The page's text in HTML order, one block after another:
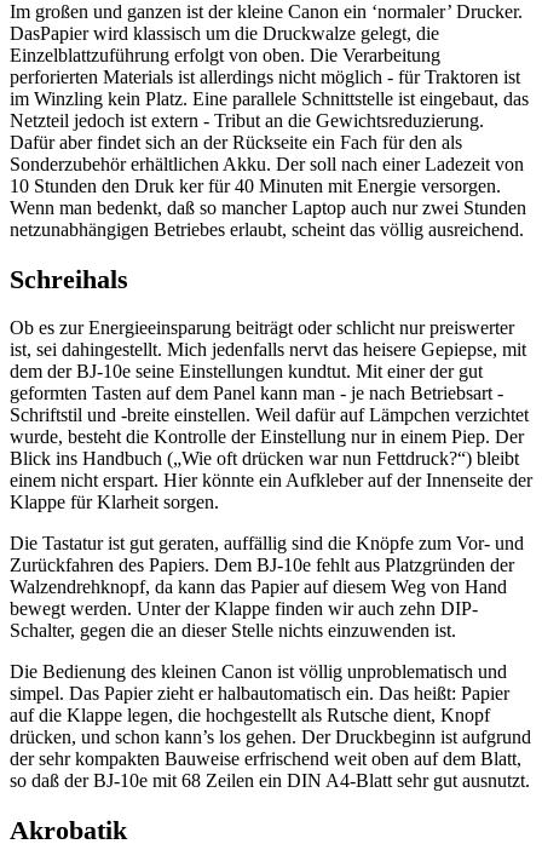
Im großen und ganzen ist der kleine Canon ein ‘normaler’ Drucker.
DasPapier wird klassisch um die Druckwalze gelegt, die
Einzelblattzuführung erfolgt von oben. Die Verarbeitung
perforierten Materials ist allerdings nicht möglich - für Traktoren ist
im Winzling kein Platz. Eine parallele Schnittstelle ist eingebaut, das
Netzteil jedoch ist extern - Tribut an die Gewichtsreduzierung.
Dafür aber findet sich an der Rückseite ein Fach für den als
Sonderzubehör erhältlichen Akku. Der soll nach einer Ladezeit von
10 Stunden den Druk ker für 40 Minuten mit Energie versorgen.
Wenn man bedenkt, daß so mancher Laptop auch nur zwei Stunden
netzunabhängigen Betriebes erlaubt, scheint das völlig ausreichend.
Schreihals
Ob es zur Energieeinsparung beiträgt oder schlicht nur preiswerter
ist, sei dahingestellt. Mich jedenfalls nervt das heisere Gepiepse, mit
dem der BJ-10e seine Einstellungen kundtut. Mit einer der gut
geformten Tasten auf dem Panel kann man - je nach Betriebsart -
Schriftstil und -breite einstellen. Weil dafür auf Lämpchen verzichtet
wurde, besteht die Kontrolle der Einstellung nur in einem Piep. Der
Blick ins Handbuch („Wie oft drücken war nun Fettdruck?“) bleibt
einem nicht erspart. Hier könnte ein Aufkleber auf der Innenseite der
Klappe für Klarheit sorgen.
Die Tastatur ist gut geraten, auffällig sind die Knöpfe zum Vor- und
Zurückfahren des Papiers. Dem BJ-10e fehlt aus Platzgründen der
Walzendrehknopf, da kann das Papier auf diesem Weg von Hand
bewegt werden. Unter der Klappe finden wir auch zehn DIP-
Schalter, gegen die an dieser Stelle nichts einzuwenden ist.
Die Bedienung des kleinen Canon ist völlig unproblematisch und
simpel. Das Papier zieht er halbautomatisch ein. Das heißt: Papier
auf die Klappe legen, die hochgestellt als Rutsche dient, Knopf
drücken, und schon kann’s los gehen. Der Druckbeginn ist aufgrund
der sehr kompakten Bauweise erfrischend weit oben auf dem Blatt,
so daß der BJ-10e mit 68 Zeilen ein DIN A4-Blatt sehr gut ausnutzt.
Akrobatik